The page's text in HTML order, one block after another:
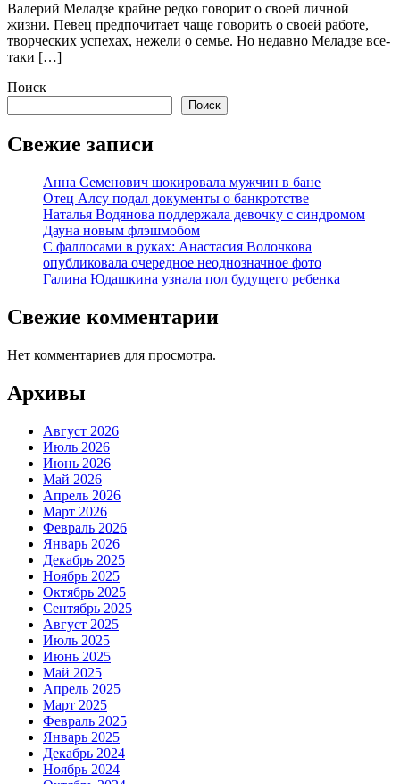
Валерий Меладзе крайне редко говорит о своей личной
жизни. Певец предпочитает чаще говорить о своей работе,
творческих успехах, нежели о семье. Но недавно Меладзе все-
таки […]
Поиск
Поиск
Свежие записи
Анна Семенович шокировала мужчин в бане
Отец Алсу подал документы о банкротстве
Наталья Водянова поддержала девочку с синдромом
Дауна новым флэшмобом
С фаллосами в руках: Анастасия Волочкова
опубликовала очередное неоднозначное фото
Галина Юдашкина узнала пол будущего ребенка
Свежие комментарии
Нет комментариев для просмотра.
Архивы
Август 2026
Июль 2026
Июнь 2026
Май 2026
Апрель 2026
Март 2026
Февраль 2026
Январь 2026
Декабрь 2025
Ноябрь 2025
Октябрь 2025
Сентябрь 2025
Август 2025
Июль 2025
Июнь 2025
Май 2025
Апрель 2025
Март 2025
Февраль 2025
Январь 2025
Декабрь 2024
Ноябрь 2024